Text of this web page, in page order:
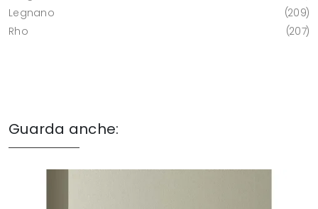
Legnano
209
Rho
207
Guarda anche: